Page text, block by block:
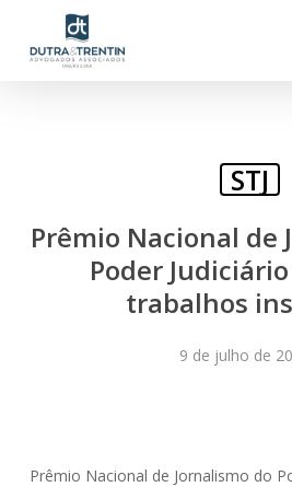
STJ
Prêmio Nacional de
Poder
trabalhos
9 de julho de
Prêmio Nacional de Jornalismo do